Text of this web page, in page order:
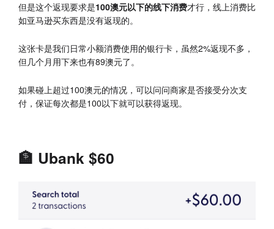
但是这个返现要求是100澳元以下的线下消费才行，线上消费比
如亚马逊买东西是没有返现的。
这张卡是我们日常小额消费使用的银行卡，虽然2%返现不多，
但几个月用下来也有89澳元了。
如果碰上超过100澳元的情况，可以问问商家是否接受分次支
付，保证每次都是100以下就可以获得返现。
🏦 Ubank $60